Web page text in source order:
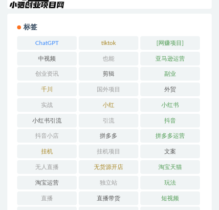
标签
ChatGPT tiktok [网赚项目]
中视频 也能 亚马逊运营
创业资讯 剪辑 副业
千川 国外项目 外贸
实战 小红 小红书
小红书引流 引流 抖音
抖音小店 拼多多 拼多多运营
挂机 挂机项目 文案
无人直播 无货源开店 淘宝天猫
淘宝运营 独立站 玩法
直播 直播带货 短视频